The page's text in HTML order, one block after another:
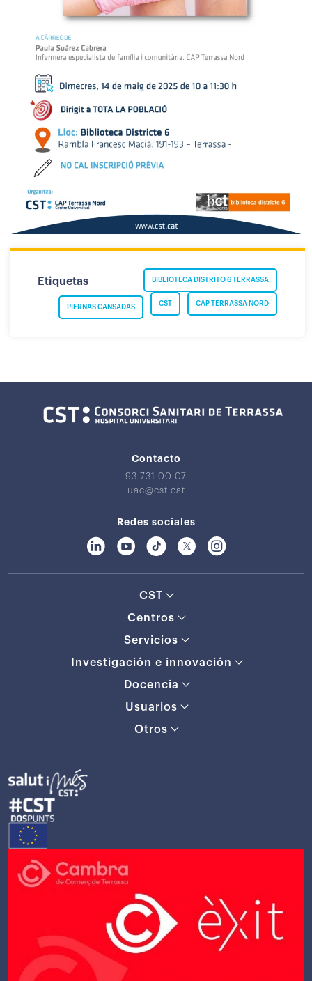
Etiquetas BIBLIOTECA DISTRITO 6 TERRASSA
CAP TERRASSA NORD
CST
PIERNAS CANSADAS
Contacto
93 731 00 07
uac@cst.cat
Redes sociales
CST
Centros
Servicios
Investigación e innovación
Docencia
Usuarios
Otros